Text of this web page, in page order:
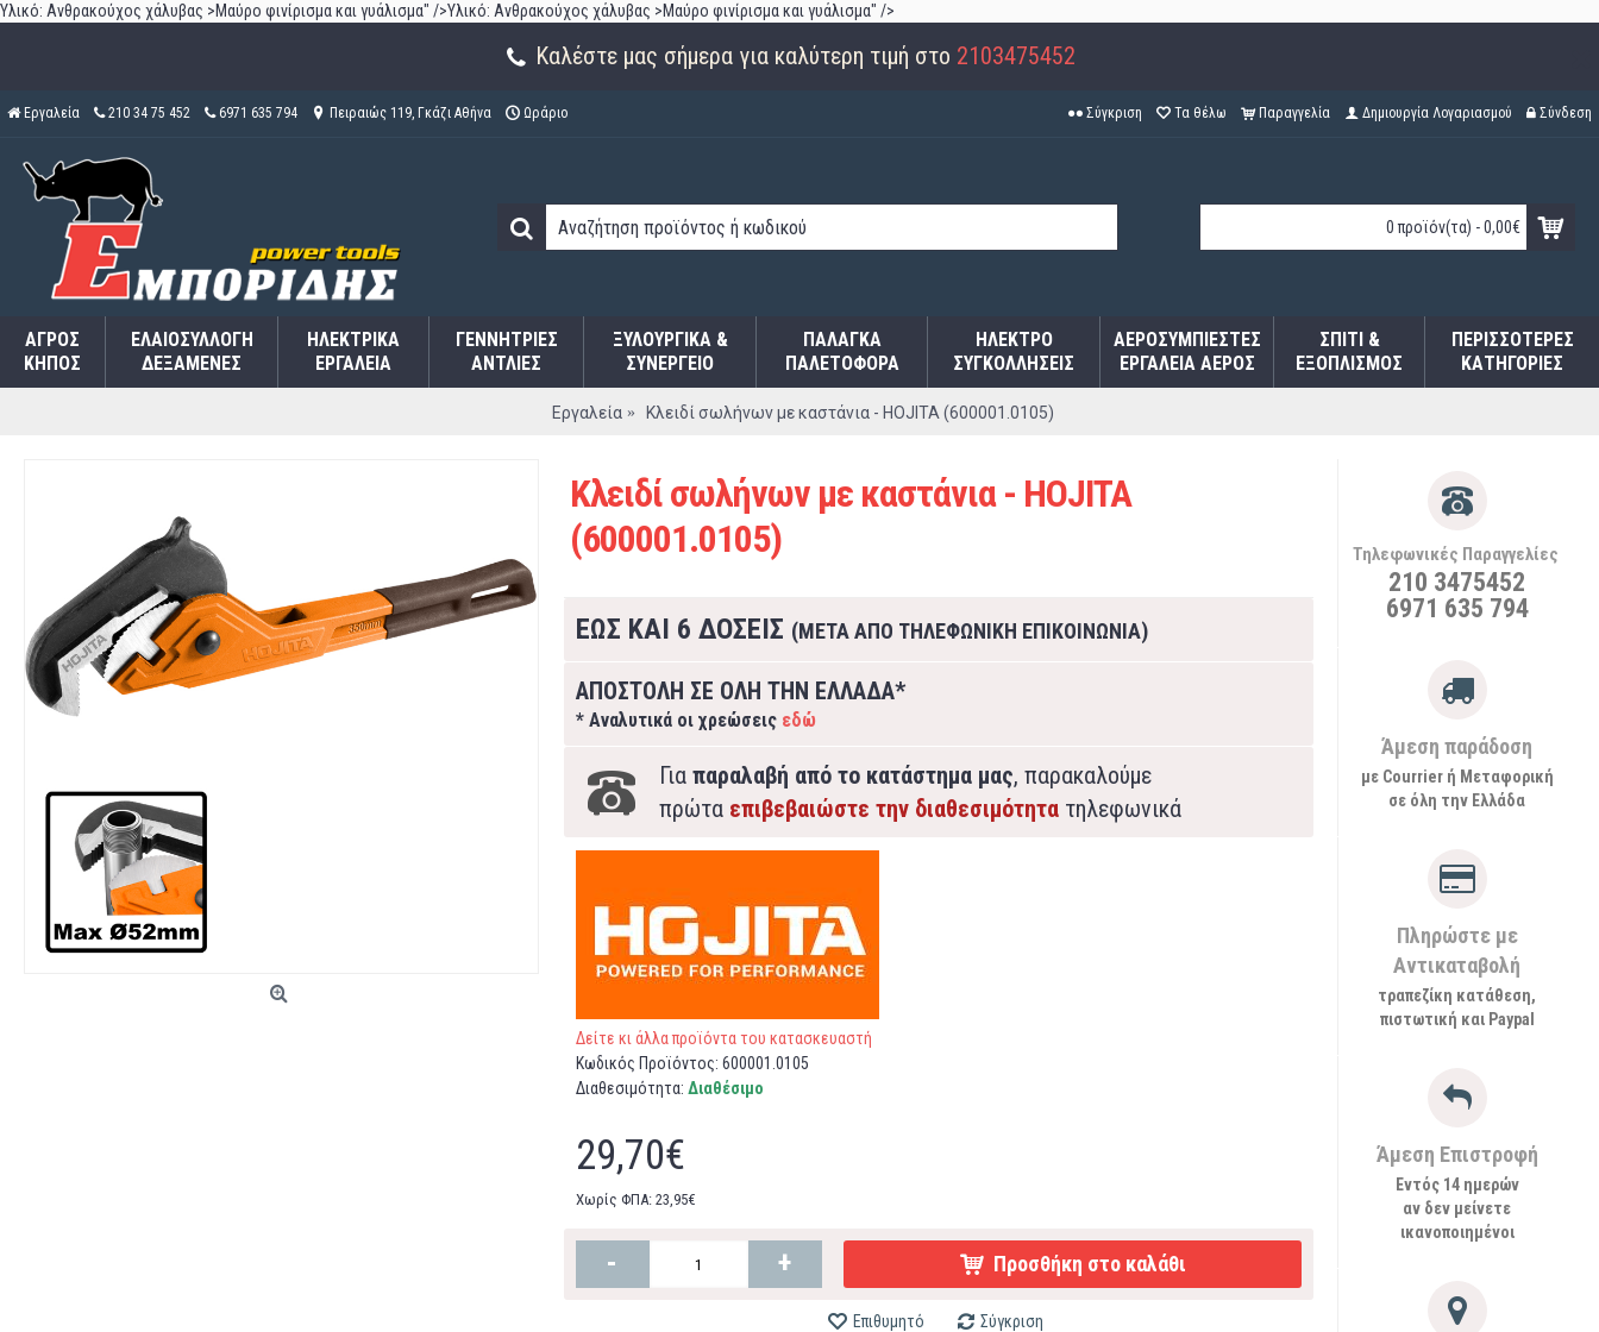
Υλικό: Ανθρακούχος χάλυβας >Μαύρο φινίρισμα και γυάλισμα" />Υλικό: Ανθρακούχος χάλυβας >Μαύρο φινίρισμα και γυάλισμα" />
Καλέστε μας σήμερα για καλύτερη τιμή στο 2103475452
Εργαλεία 210 34 75 452 6971 635 794 Πειραιώς 119, Γκάζι Αθήνα Ωράριο Σύγκριση Τα θέλω Παραγγελία Δημιουργία Λογαριασμού Σύνδεση
0 προϊόν(τα) - 0,00€
ΑΓΡΌΣ
ΚΉΠΟΣ
ΕΛΑΙΟΣΥΛΛΟΓΉ
ΔΕΞΑΜΕΝΈΣ
ΗΛΕΚΤΡΙΚΆ
ΕΡΓΑΛΕΊΑ
ΓΕΝΝΉΤΡΙΕΣ
ΑΝΤΛΊΕΣ
ΞΥΛΟΥΡΓΙΚΑ &
ΣΥΝΕΡΓΕΙΟ
ΠΑΛΆΓΚΑ
ΠΑΛΕΤΟΦΌΡΑ
ΗΛΕΚΤΡΟ
ΣΥΓΚΟΛΛΉΣΕΙΣ
ΑΕΡΟΣΥΜΠΙΕΣΤΈΣ
ΕΡΓΑΛΕΊΑ ΑΈΡΟΣ
ΣΠΊΤΙ &
ΕΞΟΠΛΙΣΜΌΣ
ΠΕΡΙΣΣΌΤΕΡΕΣ
ΚΑΤΗΓΟΡΊΕΣ
Εργαλεία Κλειδί σωλήνων με καστάνια - HOJITA (600001.0105)
Τηλεφωνικές Παραγγελίες
210 3475452
6971 635 794
Άμεση παράδοση
με Courrier ή Μεταφορική
σε όλη την Ελλάδα
Πληρώστε με
Αντικαταβολή
τραπεζίκη κατάθεση,
πιστωτική και Paypal
Άμεση Επιστροφή
Εντός 14 ημερών
αν δεν μείνετε
ικανοποιημένοι
Κλειδί σωλήνων με καστάνια - HOJITA
(600001.0105)
ΕΩΣ ΚΑΙ 6 ΔΟΣΕΙΣ (ΜΕΤΑ ΑΠΟ ΤΗΛΕΦΩΝΙΚΗ ΕΠΙΚΟΙΝΩΝΙΑ)
ΑΠΟΣΤΟΛΗ ΣΕ ΟΛΗ ΤΗΝ ΕΛΛΑΔΑ*
* Αναλυτικά οι χρεώσεις εδώ
Για παραλαβή από το κατάστημα μας, παρακαλούμε
πρώτα επιβεβαιώστε την διαθεσιμότητατηλεφωνικά
Δείτε κι άλλα προϊόντα του κατασκευαστή
Κωδικός Προϊόντος: 600001.0105
Διαθεσιμότητα: Διαθέσιμο
29,70€
Χωρίς ΦΠΑ: 23,95€
- + Προσθήκη στο καλάθι
Επιθυμητό Σύγκριση